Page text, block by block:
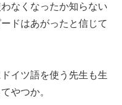
なくなったか知らない
ドはあがったと信じて
イツ語を使う先生も生
やつか。